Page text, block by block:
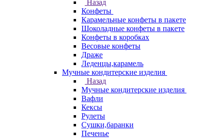
Назад
Конфеты
Карамельные конфеты в пакете
Шоколадные конфеты в пакете
Конфеты в коробках
Весовые конфеты
Драже
Леденцы,карамель
Мучные кондитерские изделия
Назад
Мучные кондитерские изделия
Вафли
Кексы
Рулеты
Сушки,баранки
Печенье